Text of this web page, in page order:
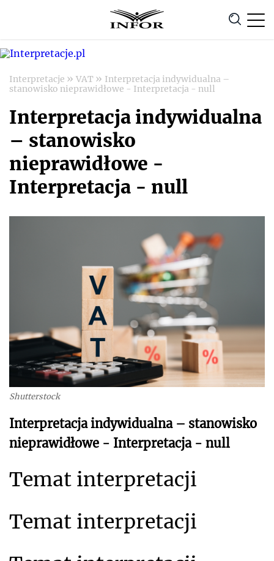
Interpretacje » VAT » Interpretacja indywidualna –
stanowisko nieprawidłowe - Interpretacja - null
Interpretacja indywidualna
– stanowisko
nieprawidłowe -
Interpretacja - null
Shutterstock
Interpretacja indywidualna – stanowisko
nieprawidłowe - Interpretacja - null
Temat interpretacji
Temat interpretacji